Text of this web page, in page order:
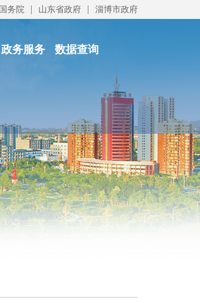
淄博市政府
|
山东省政府
|
国务院
政务服务 数据查询